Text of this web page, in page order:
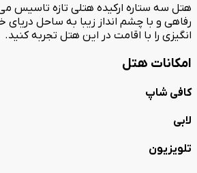
رفاهی و با چشم انداز زیبا به ساحل
انگیزی را با اقامت در این هتل تجربه کنید.
امکانات هتل
کافی شاپ
لابی
تلویزیون